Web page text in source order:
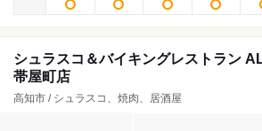
シュラスコ＆バイキングレストラン
帯屋町店
高知市 / シュラスコ、焼肉、居酒屋